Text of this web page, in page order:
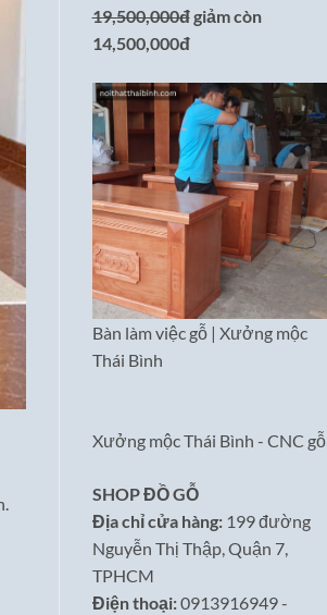
19,500,000đgiảm còn
14,500,000đ
Bàn làm việc gỗ | Xưởng mộc
Thái Bình
Xưởng mộc Thái Bình - CNC gỗ
SHOP ĐỒ GỖ
Địa chỉ cửa hàng:199 đường
Nguyễn Thị Thập, Quận 7,
TPHCM
Điện thoại:0913916949 -